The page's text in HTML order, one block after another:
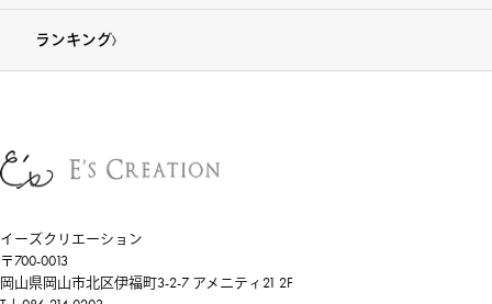
ランキング
イーズクリエーション
〒700-0013
岡山県岡山市北区伊福町3-2-7 アメニティ21 2F